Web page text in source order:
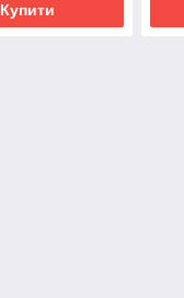
Купити